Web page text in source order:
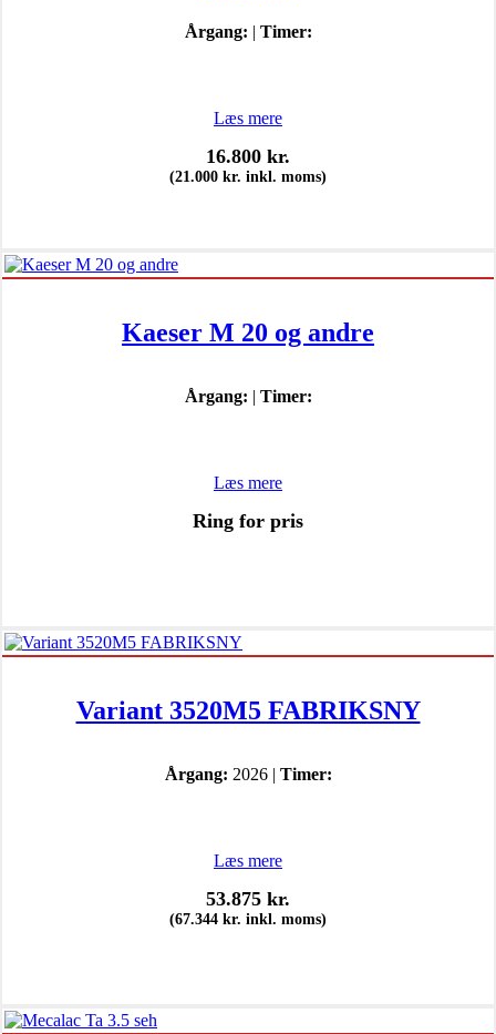
Årgang: | Timer:
Læs mere
16.800 kr.
(21.000 kr. inkl. moms)
Kaeser M 20 og andre
Årgang: | Timer:
Læs mere
Ring for pris
Variant 3520M5 FABRIKSNY
Årgang: 2026 | Timer:
Læs mere
53.875 kr.
(67.344 kr. inkl. moms)